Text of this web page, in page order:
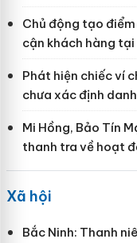
Chủ động tạo
cận khách hàng tại
Phát hiện chiếc ví
chưa xác định
Mi Hồng, Bảo Tín
thanh tra về hoạt
Xã hội
Bắc Ninh: Thanh